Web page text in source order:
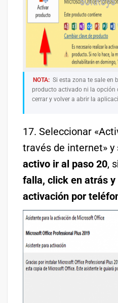
NOTA: Si esta zona te sale en
producto activado ni la opción
cerrar y volver a abrir la
17. Seleccionar
través de internet» y
activo ir al paso 20, s
falla, click en atrás
activación por